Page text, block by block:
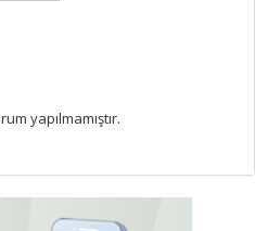
yapılmamıştır.